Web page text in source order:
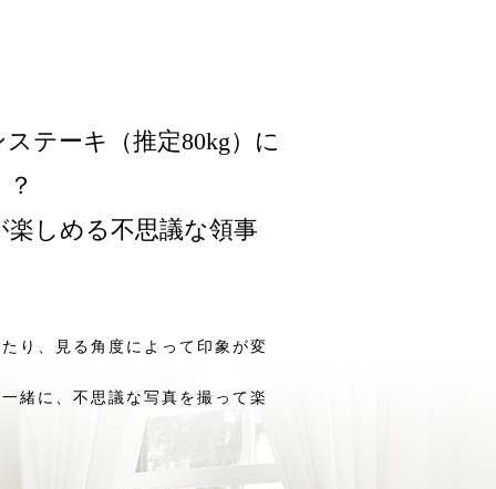
テーキ（推定80kg）に
楽しめる不思議な領事
り、見る角度によって印象が変
緒に、不思議な写真を撮って楽